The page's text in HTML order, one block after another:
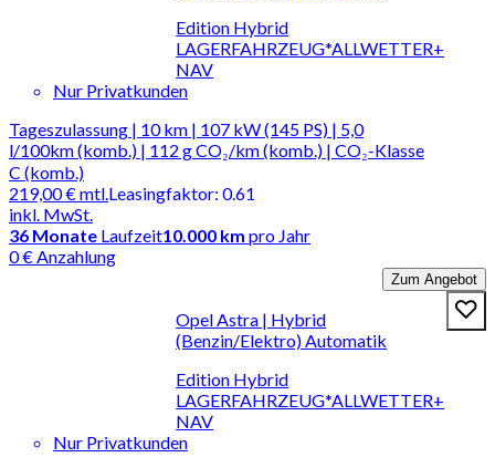
Edition Hybrid
LAGERFAHRZEUG*ALLWETTER+
NAV
Nur Privatkunden
Tageszulassung | 10 km | 107 kW (145 PS) | 5,0
l/100km (komb.) | 112 g CO₂/km (komb.) | CO₂-Klasse
C (komb.)
219,00 €mtl.
inkl. MwSt.
Leasingfaktor: 0.61
36 Monate Laufzeit10.000 km pro Jahr
0 € Anzahlung
Zum Angebot
Opel Astra | Hybrid
(Benzin/Elektro) Automatik
Edition Hybrid
LAGERFAHRZEUG*ALLWETTER+
NAV
Nur Privatkunden